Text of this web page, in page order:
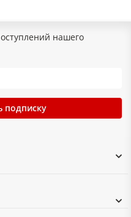
нашего
подписку